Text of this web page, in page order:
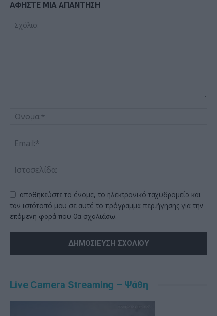
ΑΦΗΣΤΕ ΜΙΑ ΑΠΑΝΤΗΣΗ
αποθηκεύστε το όνομα, το ηλεκτρονικό ταχυδρομείο και
τον ιστότοπό μου σε αυτό το πρόγραμμα περιήγησης για την
επόμενη φορά που θα σχολιάσω.
Live Camera Streaming – Ψάθη